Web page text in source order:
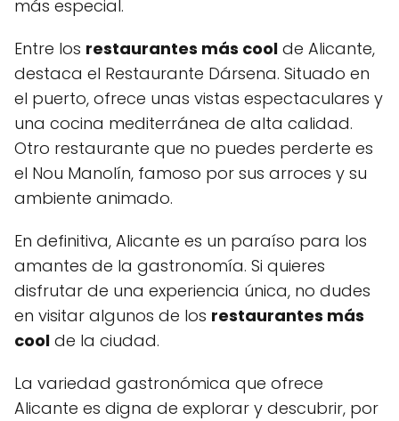
más especial.
Entre los restaurantes más cool de Alicante,
destaca el Restaurante Dársena. Situado en
el puerto, ofrece unas vistas espectaculares y
una cocina mediterránea de alta calidad.
Otro restaurante que no puedes perderte es
el Nou Manolín, famoso por sus arroces y su
ambiente animado.
En definitiva, Alicante es un paraíso para los
amantes de la gastronomía. Si quieres
disfrutar de una experiencia única, no dudes
en visitar algunos de los restaurantes más
cool de la ciudad.
La variedad gastronómica que ofrece
Alicante es digna de explorar y descubrir, por